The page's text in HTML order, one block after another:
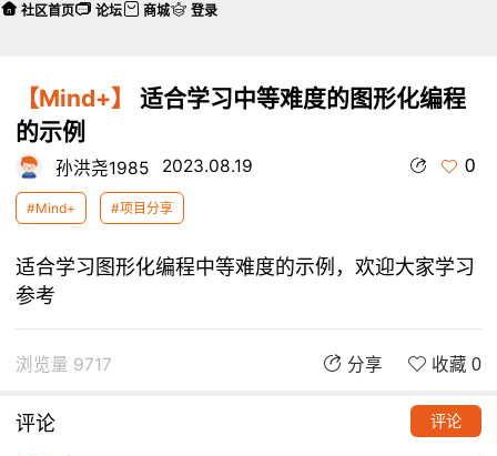
【Mind+】
适合学习中等难度的图形化编程
的示例
孙洪尧1985 2023.08.19 0
#Mind+ #项目分享
适合学习图形化编程中等难度的示例，欢迎大家学习
参考
浏览量 9717 分享 收藏 0
评论 评论
社区首页 论坛 商城 登录